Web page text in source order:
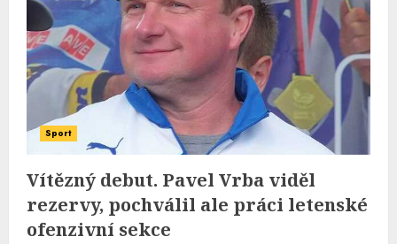
Sport
Vítězný debut. Pavel Vrba viděl
rezervy, pochválil ale práci letenské
ofenzivní sekce